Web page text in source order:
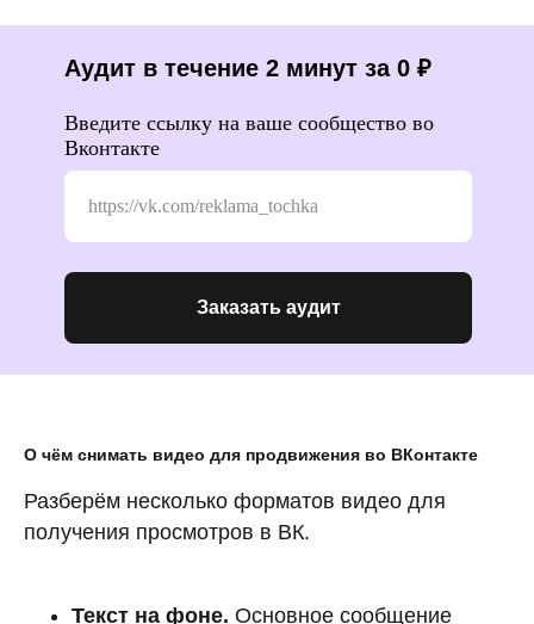
Аудит в течение 2 минут за 0 ₽
Введите ссылку на ваше сообщество во
Вконтакте
Заказать аудит
О чём снимать видео для продвижения во ВКонтакте
Разберём несколько форматов видео для
получения просмотров в ВК.
Текст на фоне. Основное сообщение